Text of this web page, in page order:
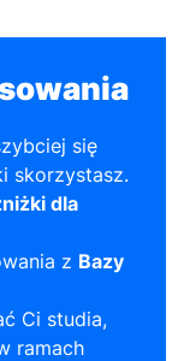
się
skorzystasz.
dla
z Bazy
Ci studia,
ramach